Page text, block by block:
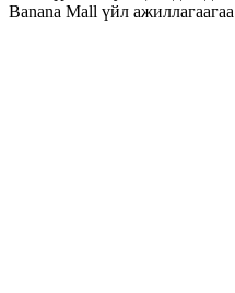
Banana Mall үйл